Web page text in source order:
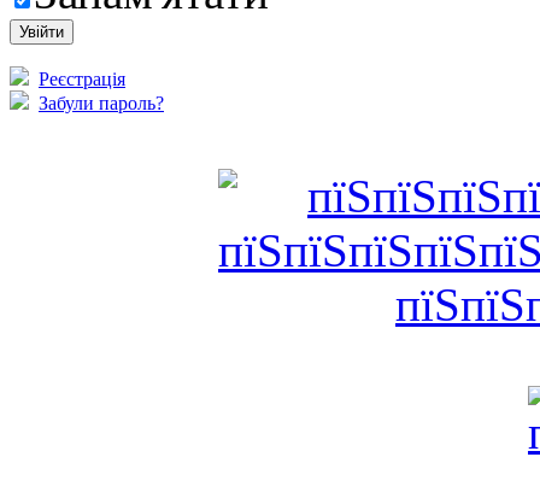
Реєстрація
Забули пароль?